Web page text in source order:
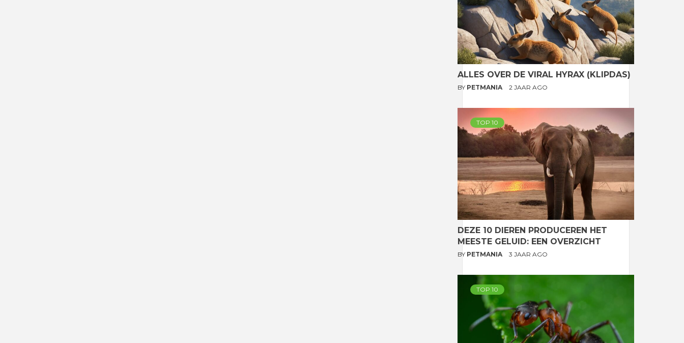
ALLES OVER DE VIRAL HYRAX (KLIPDAS)
BY PETMANIA 2 JAAR AGO
TOP 10
DEZE 10 DIEREN PRODUCEREN HET
MEESTE GELUID: EEN OVERZICHT
BY PETMANIA 3 JAAR AGO
TOP 10